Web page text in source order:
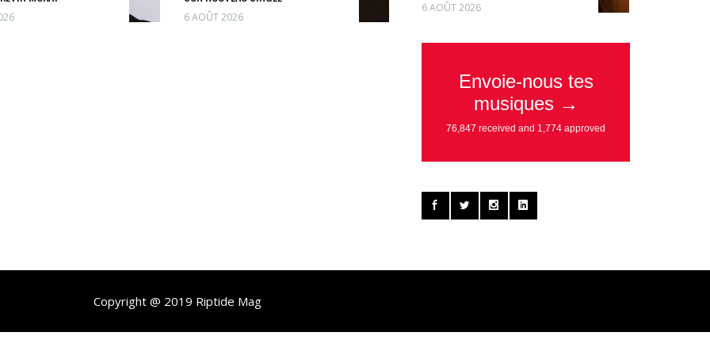
6 AOÛT 2026
6 AOÛT 2026
Copyright @ 2019 Riptide Mag